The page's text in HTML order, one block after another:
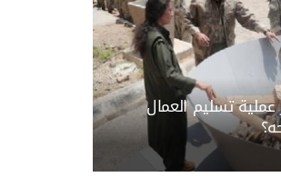
تسليم العمال